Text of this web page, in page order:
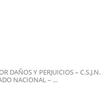
DAÑOS Y PERJUICIOS – C.S.J.N.
NACIONAL – ...